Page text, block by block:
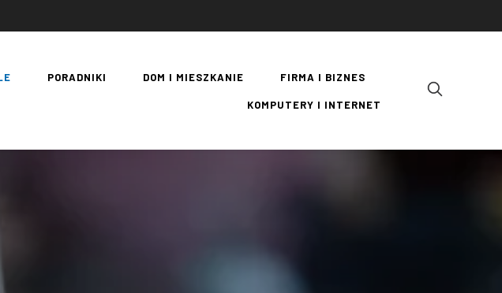
PORADNIKI DOM I MIESZKANIE FIRMA I BIZNES
KOMPUTERY I INTERNET